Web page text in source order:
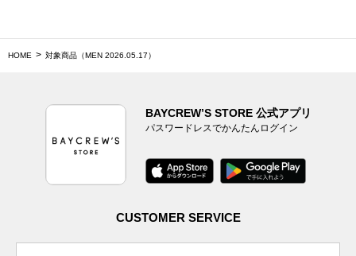
HOME 対象商品（MEN 2026.05.17）
BAYCREW’S STORE 公式アプリ
パスワードレスでかんたんログイン
CUSTOMER SERVICE